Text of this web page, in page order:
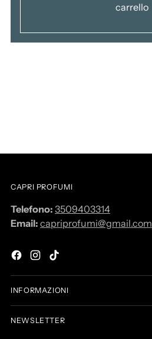
carrello
CAPRI PROFUMI
Telefono: 3509403314
Email: capriprofumi@gmail.com
INFORMAZIONI
NEWSLETTER